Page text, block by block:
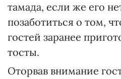
тамада, если же его
позаботиться о том,
гостей заранее
тосты.
Оторвав внимание